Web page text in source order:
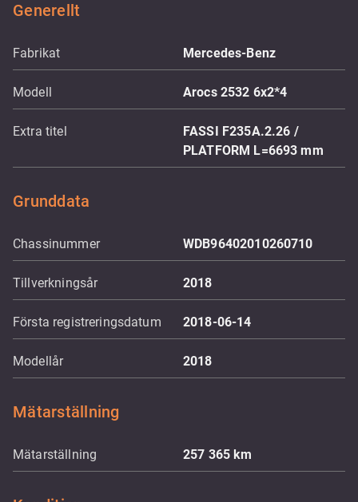
Generellt
Fabrikat Mercedes-Benz
Modell Arocs 2532 6x2*4
Extra titel
FASSI F235A.2.26 /
PLATFORM L=6693 mm
Grunddata
Chassinummer WDB96402010260710
Tillverkningsår 2018
Första registreringsdatum 2018-06-14
Modellår 2018
Mätarställning
Mätarställning 257 365km